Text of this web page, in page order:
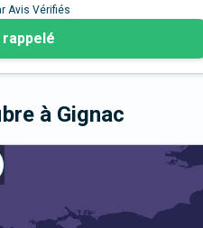
Avis Vérifiés
rappelé
à Gignac